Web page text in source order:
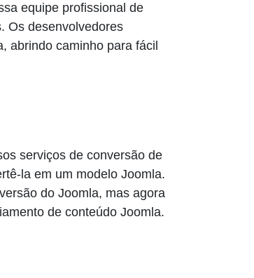
equipe profissional de
Os desenvolvedores
abrindo caminho para fácil
serviços de conversão de
la em um modelo Joomla.
do Joomla, mas agora
de conteúdo Joomla.